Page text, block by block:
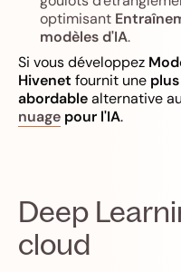
optimisant
modèles d'IA.
Si vous développez
Hivenet fournit une
abordablealternative
nuage pour l'IA.
Deep
cloud